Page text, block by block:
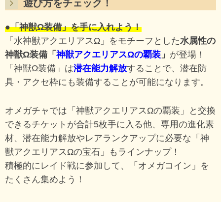
遊び方をチェック！
●「神獣Ω装備」を手に入れよう！
「水神獣アクエリアスΩ」をモチーフとした水属性の
神獣Ω装備「 神獣アクエリアスΩの覇装 」 が登場！
「神獣Ω装備」は潜在能力解放することで、潜在防
具・アクセ枠にも装備することが可能になります。
オメガチャでは「神獣アクエリアスΩの覇装」と交換
できるチケットが合計5枚手に入る他、専用の進化素
材、潜在能力解放やレアランクアップに必要な「神
獣アクエリアスΩの宝石」もラインナップ！
積極的にレイド戦に参加して、「オメガコイン」を
たくさん集めよう！